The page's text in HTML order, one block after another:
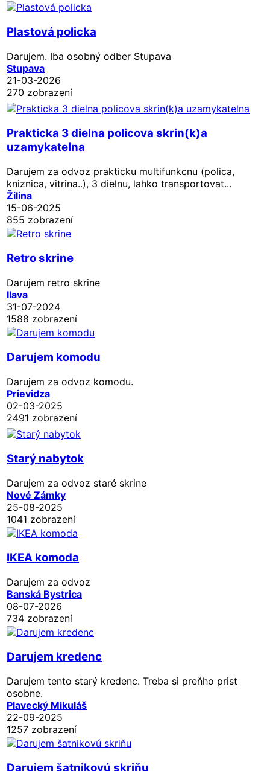
Plastová policka
Darujem. Iba osobný odber Stupava
Stupava
21-03-2026
270 zobrazení
Prakticka 3 dielna policova skrin(k)a
uzamykatelna
Darujem za odvoz prakticku multifunkcnu (polica,
kniznica, vitrina..), 3 dielnu, lahko transportovat...
Žilina
15-06-2025
855 zobrazení
Retro skrine
Darujem retro skrine
Ilava
31-07-2024
1588 zobrazení
Darujem komodu
Darujem za odvoz komodu.
Prievidza
02-03-2025
2491 zobrazení
Starý nabytok
Darujem za odvoz staré skrine
Nové Zámky
25-08-2025
1041 zobrazení
IKEA komoda
Darujem za odvoz
Banská Bystrica
08-07-2026
734 zobrazení
Darujem kredenc
Darujem tento starý kredenc. Treba si preňho prist
osobne.
Plavecký Mikuláš
22-09-2025
1257 zobrazení
Darujem šatnikovú skriňu